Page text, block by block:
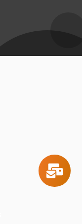
Customer
Feedback